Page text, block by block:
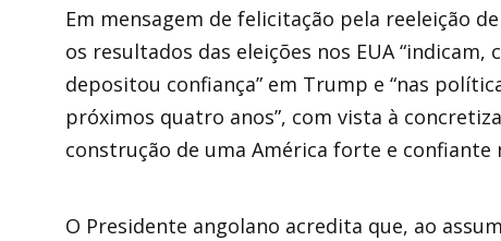
Em mensagem de felicitação pela reeleição
os resultados das eleições nos EUA
depositou confiança” em Trump e “nas
próximos quatro anos”, com vista à
construção de uma América forte e confiante
O Presidente angolano acredita que, ao